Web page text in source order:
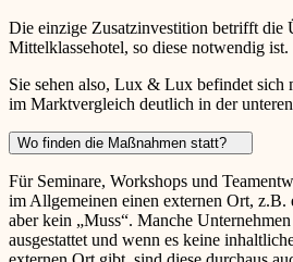
Die einzige Zusatzinvestition betrifft die
Mittelklassehotel, so diese notwendig ist.
Sie sehen also, Lux & Lux befindet sich
im Marktvergleich deutlich in der
Wo finden die Maßnahmen statt?
Für Seminare, Workshops und
im Allgemeinen einen externen Ort, z.B.
aber kein „Muss“. Manche
ausgestattet und wenn es keine